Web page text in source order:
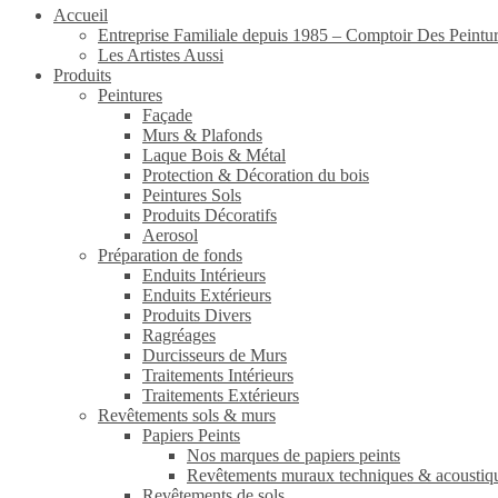
Accueil
Entreprise Familiale depuis 1985 – Comptoir Des
Les Artistes Aussi
Produits
Peintures
Façade
Murs & Plafonds
Laque Bois & Métal
Protection & Décoration du bois
Peintures Sols
Produits Décoratifs
Aerosol
Préparation de fonds
Enduits Intérieurs
Enduits Extérieurs
Produits Divers
Ragréages
Durcisseurs de Murs
Traitements Intérieurs
Traitements Extérieurs
Revêtements sols & murs
Papiers Peints
Nos marques de papiers peints
Revêtements muraux techniques &